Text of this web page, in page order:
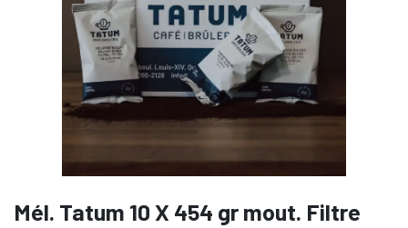
Mél. Tatum 10 X 454 gr mout. Filtre